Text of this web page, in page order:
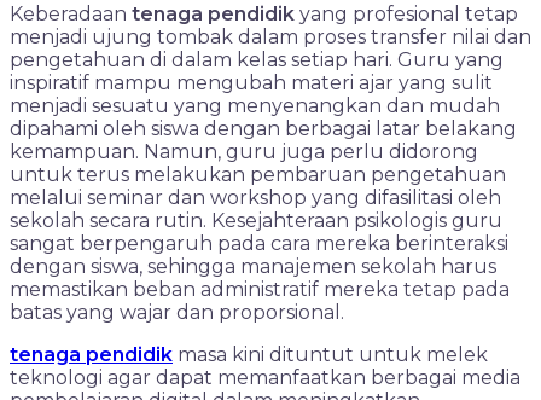
Keberadaan tenaga pendidik yang profesional tetap
menjadi ujung tombak dalam proses transfer nilai dan
pengetahuan di dalam kelas setiap hari. Guru yang
inspiratif mampu mengubah materi ajar yang sulit
menjadi sesuatu yang menyenangkan dan mudah
dipahami oleh siswa dengan berbagai latar belakang
kemampuan. Namun, guru juga perlu didorong
untuk terus melakukan pembaruan pengetahuan
melalui seminar dan workshop yang difasilitasi oleh
sekolah secara rutin. Kesejahteraan psikologis guru
sangat berpengaruh pada cara mereka berinteraksi
dengan siswa, sehingga manajemen sekolah harus
memastikan beban administratif mereka tetap pada
batas yang wajar dan proporsional.
tenaga pendidik masa kini dituntut untuk melek
teknologi agar dapat memanfaatkan berbagai media